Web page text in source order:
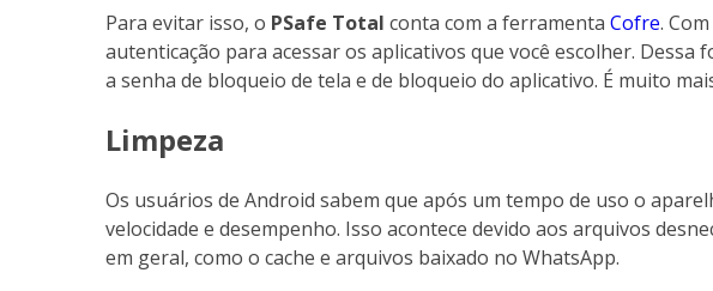
Para evitar isso, o PSafe Total conta com a ferramenta Cofre.
autenticação para acessar os aplicativos que você escolher. Dessa
a senha de bloqueio de tela e de bloqueio do aplicativo. É muito
Limpeza
Os usuários de Android sabem que após um tempo de uso o
velocidade e desempenho. Isso acontece devido aos arquivos
em geral, como o cache e arquivos baixado no WhatsApp.